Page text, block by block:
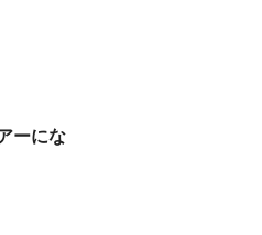
ーにな